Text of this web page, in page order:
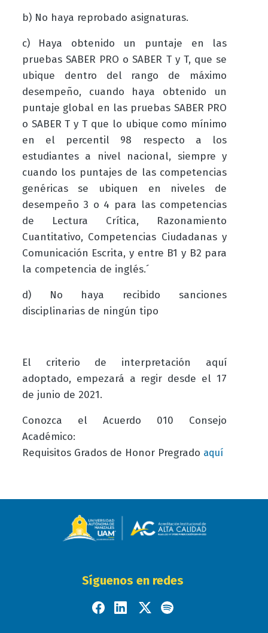
b) No haya reprobado asignaturas.
c) Haya obtenido un puntaje en las
pruebas SABER PRO o SABER T y T, que se
ubique dentro del rango de máximo
desempeño, cuando haya obtenido un
puntaje global en las pruebas SABER PRO
o SABER T y T que lo ubique como mínimo
en el percentil 98 respecto a los
estudiantes a nivel nacional, siempre y
cuando los puntajes de las competencias
genéricas se ubiquen en niveles de
desempeño 3 o 4 para las competencias
de Lectura Crítica, Razonamiento
Cuantitativo, Competencias Ciudadanas y
Comunicación Escrita, y entre B1 y B2 para
la competencia de inglés.´
d) No haya recibido sanciones
disciplinarias de ningún tipo
El criterio de interpretación aquí
adoptado, empezará a regir desde el 17
de junio de 2021.
Conozca el Acuerdo 010 Consejo
Académico:
Requisitos Grados de Honor Pregrado aquí
Síguenos en redes